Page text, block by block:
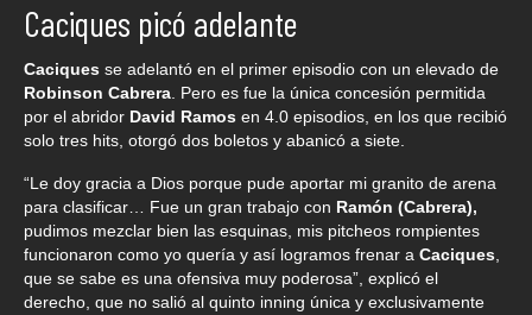
Caciques picó adelante
Caciques se adelantó en el primer episodio con un elevado de
Robinson Cabrera. Pero es fue la única concesión permitida
por el abridor David Ramos en 4.0 episodios, en los que recibió
solo tres hits, otorgó dos boletos y abanicó a siete.
“Le doy gracia a Dios porque pude aportar mi granito de arena
para clasificar… Fue un gran trabajo con Ramón (Cabrera),
pudimos mezclar bien las esquinas, mis pitcheos rompientes
funcionaron como yo quería y así logramos frenar a Caciques,
que se sabe es una ofensiva muy poderosa”, explicó el
derecho, que no salió al quinto inning única y exclusivamente